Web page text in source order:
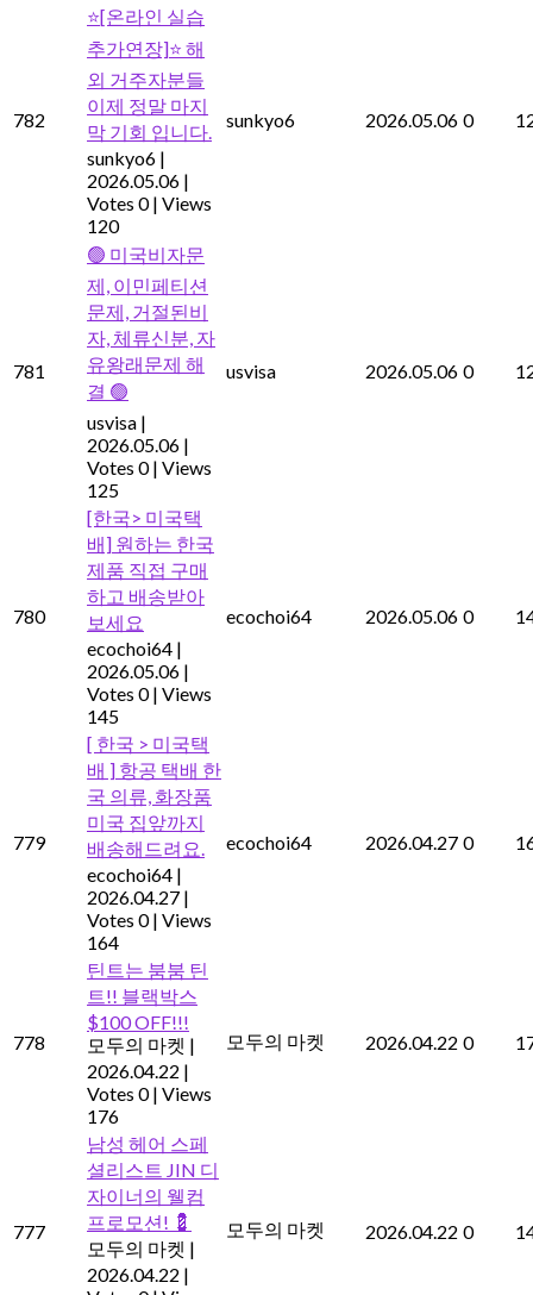
782
⭐[온라인 실습
추가연장]⭐ 해
외 거주자분들
이제 정말 마지
막 기회 입니다.
sunkyo6 |
2026.05.06 |
Votes 0 | Views
120
sunkyo6 2026.05.06 0
781
🟢 미국비자문
제, 이민페티션
문제, 거절된비
자, 체류신분, 자
유왕래문제 해
결 🟢
usvisa |
2026.05.06 |
Votes 0 | Views
125
usvisa 2026.05.06 0
780
[한국> 미국택
배] 원하는 한국
제품 직접 구매
하고 배송받아
보세요
ecochoi64 |
2026.05.06 |
Votes 0 | Views
145
ecochoi64 2026.05.06 0
779
[ 한국 > 미국택
배 ] 항공 택배 한
국 의류, 화장품
미국 집앞까지
배송해드려요.
ecochoi64 |
2026.04.27 |
Votes 0 | Views
164
ecochoi64 2026.04.27 0
778
틴트는 붐붐 틴
트!! 블랙박스
$100 OFF!!!
모두의 마켓 |
2026.04.22 |
Votes 0 | Views
176
모두의 마켓 2026.04.22 0
777
남성 헤어 스페
셜리스트 JIN 디
자이너의 웰컴
프로모션! 💈
모두의 마켓 |
2026.04.22 |
모두의 마켓 2026.04.22 0